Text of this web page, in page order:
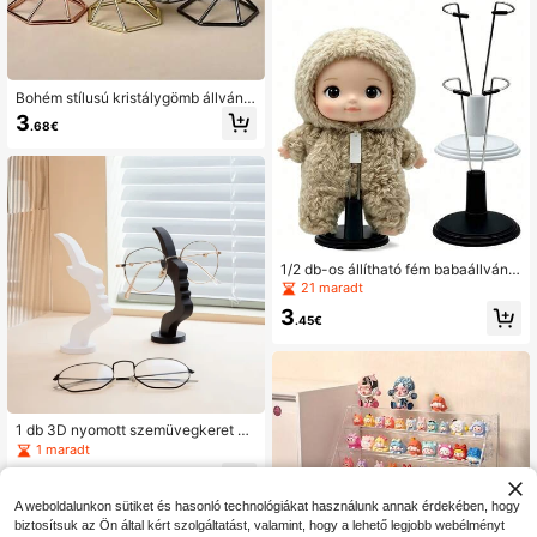
Bohém stílusú kristálygömb állvány
- Elegáns fekete, arany és rozéaran
y fémgömb állvány, otthoni és iroda
jándék, kecses lakberendezés, lakb
erendezés, szobadekorációs ajánd
ékok, születésnapi ballagási dekorá
ció, iskolai meglepetés, kollégiumi d
ekoráció, vissza az iskolába
3.68€
1 db 3D nyomott szemüvegkeret –
minimalista modern szemüvegszerv
ező, oldalprofilos szemüvegtartó, e
észeti tárolási megoldás, írószerasz
tal vagy éjjeliszekrény dekorációjá
hoz
1 maradt
1/2 db-os állítható fém babaállvány,
stílusos, 12-15 cm-es plüssmackó/fi
ható fotózási kellékek (többszögű r
21 maradt
3.45€
A weboldalunkon sütiket és hasonló technológiákat használunk annak érdekében, hogy
biztosítsuk az Ön által kért szolgáltatást, valamint, hogy a lehető legjobb webélményt